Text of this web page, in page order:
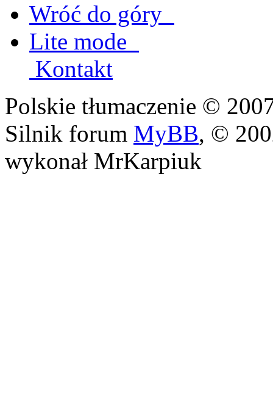
Wróć do góry
Lite mode
Kontakt
Polskie tłumaczenie ©
Silnik forum MyBB, ©
wykonał MrKarpiuk